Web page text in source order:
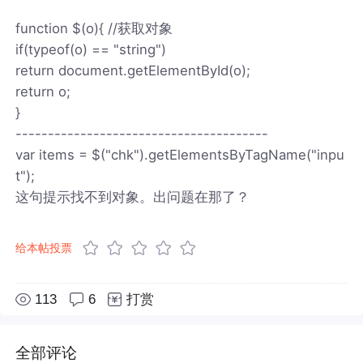
function $(o){ //获取对象
if(typeof(o) == "string")
return document.getElementById(o);
return o;
}
---------------------------------------
var items = $("chk").getElementsByTagName("inpu
t");
这句提示找不到对象。出问题在那了？
给本帖投票
113 6 打赏
全部评论